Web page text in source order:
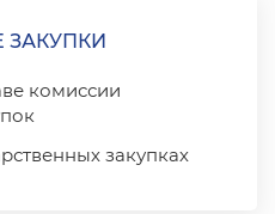
ЗАКУПКИ
комиссии
закупках